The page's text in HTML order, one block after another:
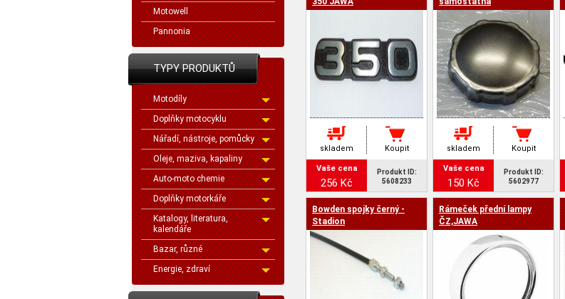
Motowell
Pannonia
TYPY PRODUKTŮ
Motodíly
Doplňky motocyklu
Nářadí, nástroje, pomůcky
Oleje, maziva, kapaliny
Auto-moto chemie
Doplňky motorkáře
Katalogy, literatura,
kalendáře
Bazar, různé
Energie, zdraví
skladem Koupit
Vaše cena
256 Kč
Produkt ID:
5608233
skladem Koupit
Vaše cena
150 Kč
Produkt ID:
5602977
Bowden spojky černý -
Stadion
Rámeček přední lampy
ČZ,JAWA